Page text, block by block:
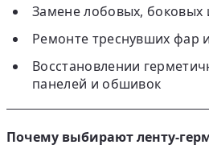
Замене лобовых, боковых
Ремонте треснувших фар
Восстановлении
панелей и обшивок
Почему выбирают ленту-